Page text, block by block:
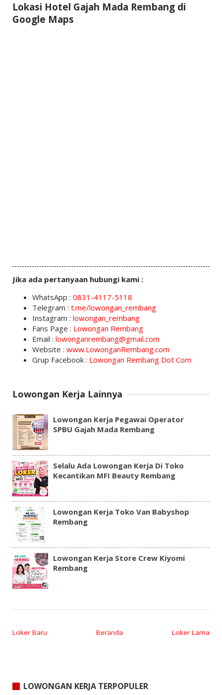
Lokasi Hotel Gajah Mada Rembang di
Google Maps
Jika ada pertanyaan hubungi kami :
WhatsApp : 0831-4117-5118
Telegram : t.me/lowongan_rembang
Instagram : lowongan_rembang
Fans Page : Lowongan Rembang
Email : lowonganrembang@gmail.com
Website : www.LowonganRembang.com
Grup Facebook : Lowongan Rembang Dot Com
Lowongan Kerja Lainnya
Lowongan Kerja Pegawai Operator
SPBU Gajah Mada Rembang
Selalu Ada Lowongan Kerja Di Toko
Kecantikan MFI Beauty Rembang
Lowongan Kerja Toko Van Babyshop
Rembang
Lowongan Kerja Store Crew Kiyomi
Rembang
Loker Baru Loker Lama
Beranda
LOWONGAN KERJA TERPOPULER